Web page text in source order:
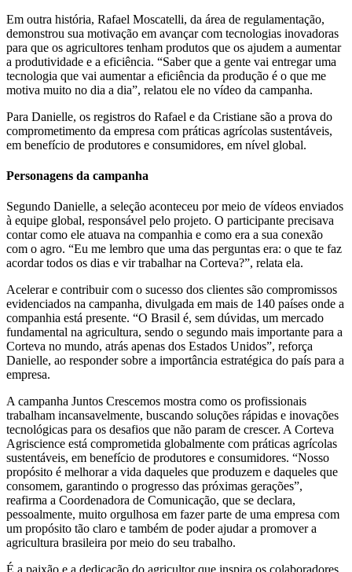
Em outra história, Rafael Moscatelli, da área de regulamentação,
demonstrou sua motivação em avançar com tecnologias inovadoras
para que os agricultores tenham produtos que os ajudem a aumentar
a produtividade e a eficiência. “Saber que a gente vai entregar uma
tecnologia que vai aumentar a eficiência da produção é o que me
motiva muito no dia a dia”, relatou ele no vídeo da campanha.
Para Danielle, os registros do Rafael e da Cristiane são a prova do
comprometimento da empresa com práticas agrícolas sustentáveis,
em benefício de produtores e consumidores, em nível global.
Personagens da campanha
Segundo Danielle, a seleção aconteceu por meio de vídeos enviados
à equipe global, responsável pelo projeto. O participante precisava
contar como ele atuava na companhia e como era a sua conexão
com o agro. “Eu me lembro que uma das perguntas era: o que te faz
acordar todos os dias e vir trabalhar na Corteva?”, relata ela.
Acelerar e contribuir com o sucesso dos clientes são compromissos
evidenciados na campanha, divulgada em mais de 140 países onde a
companhia está presente. “O Brasil é, sem dúvidas, um mercado
fundamental na agricultura, sendo o segundo mais importante para a
Corteva no mundo, atrás apenas dos Estados Unidos”, reforça
Danielle, ao responder sobre a importância estratégica do país para a
empresa.
A campanha Juntos Crescemos mostra como os profissionais
trabalham incansavelmente, buscando soluções rápidas e inovações
tecnológicas para os desafios que não param de crescer. A Corteva
Agriscience está comprometida globalmente com práticas agrícolas
sustentáveis, em benefício de produtores e consumidores. “Nosso
propósito é melhorar a vida daqueles que produzem e daqueles que
consomem, garantindo o progresso das próximas gerações”,
reafirma a Coordenadora de Comunicação, que se declara,
pessoalmente, muito orgulhosa em fazer parte de uma empresa com
um propósito tão claro e também de poder ajudar a promover a
agricultura brasileira por meio do seu trabalho.
É a paixão e a dedicação do agricultor que inspira os colaboradores